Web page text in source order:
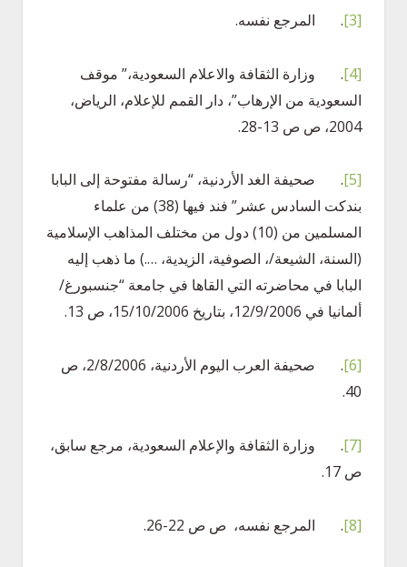
[3] . المرجع نفسه.
[4]
. وزارة الثقافة والاعلام السعودية،” موقف
السعودية من الإرهاب”، دار القمم للإعلام، الرياض،
2004، ص ص 13-28.
[5]
. صحيفة الغد الأردنية، “رسالة مفتوحة إلى البابا
بندكت السادس عشر” فند فيها (38) من علماء
المسلمين من (10) دول من مختلف المذاهب الإسلامية
(السنة، الشيعة/، الصوفية، الزيدية، ….) ما ذهب إليه
البابا في محاضرته التي القاها في جامعة “جنسبورغ/
ألمانيا في 12/9/2006، بتاريخ 15/10/2006، ص 13.
[6]
. صحيفة العرب اليوم الأردنية، 2/8/2006، ص
40.
[7]
. وزارة الثقافة والإعلام السعودية، مرجع سابق،
ص 17.
[8] . المرجع نفسه، ص ص 22-26.